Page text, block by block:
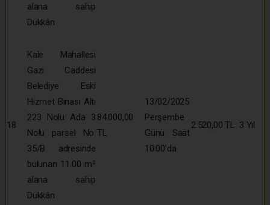
alana sahip
Dükkân
18
Kale Mahallesi
Gazi Caddesi
Belediye Eski
Hizmet Binası Altı
223 Nolu Ada 3
Nolu parsel No:
35/B adresinde
bulunan 11.00 m²
alana sahip
Dükkân
84.000,00
TL
13/02/2025
Perşembe
Günü Saat
10:00’da
2.520,00 TL 3 Yıl